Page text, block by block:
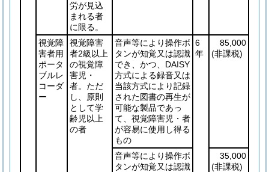
労が見込
まれる者
に限る。
視覚障
害者用
ポータ
ブルレ
コーダ
ー
視覚障害
者2級以上
の視覚障
害児・
者。ただ
し、原則
として学
齢児以上
の者
音声等により操作ボ
タンが知覚又は認識
でき、かつ、DAISY
方式による録音又は
当該方式により記録
された図書の再生が
可能な製品であっ
て、視覚障害児・者
が容易に使用し得る
もの
6
年
85,000
(非課税)
音声等により操作ボ
タンが知覚又は認識
35,000
(非課税)